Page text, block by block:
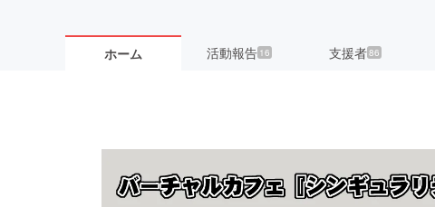
ホーム 活動報告 16 支援者86